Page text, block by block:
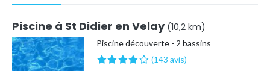
Piscine à St Didier en Velay (10,2 km)
Piscine découverte - 2 bassins
(143 avis)